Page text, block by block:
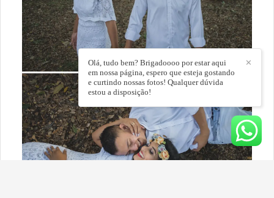
✕
Olá, tudo bem? Brigadoooo por estar aqui
em nossa página, espero que esteja gostando
e curtindo nossas fotos! Qualquer dúvida
estou a disposição!